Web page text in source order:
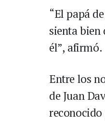
“El papá
sienta bien
él”, afirmó.
Entre los
de Juan